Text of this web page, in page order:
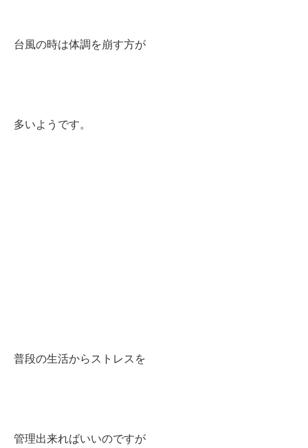
台風の時は体調を崩す方が
多いようです。
普段の生活からストレスを
管理出来ればいいのですが